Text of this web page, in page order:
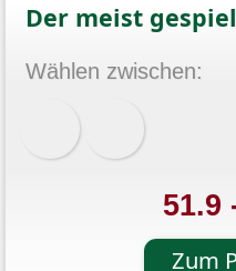
Der meist
Wählen zwischen:
51.9
Zum